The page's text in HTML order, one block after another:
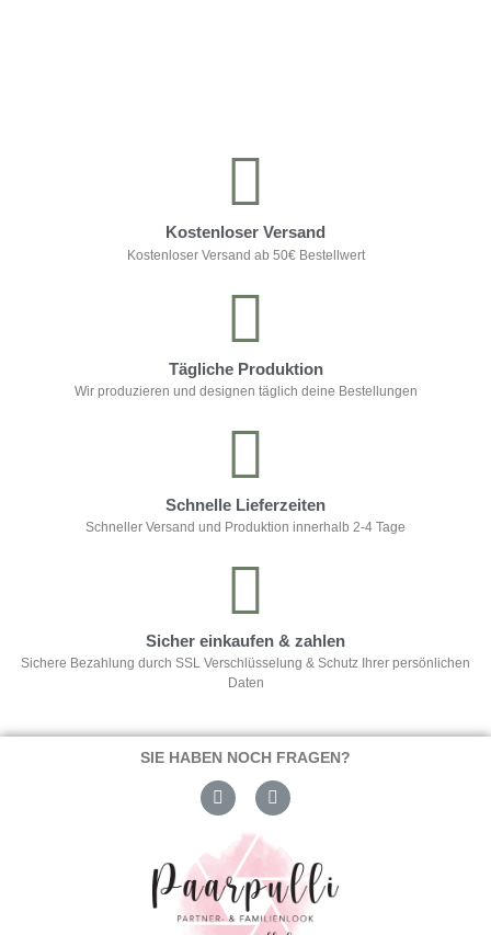
Kostenloser Versand
Kostenloser Versand ab 50€ Bestellwert
Tägliche Produktion
Wir produzieren und designen täglich deine Bestellungen
Schnelle Lieferzeiten
Schneller Versand und Produktion innerhalb 2-4 Tage
Sicher einkaufen & zahlen
Sichere Bezahlung durch SSL Verschlüsselung & Schutz Ihrer persönlichen
Daten
SIE HABEN NOCH FRAGEN?